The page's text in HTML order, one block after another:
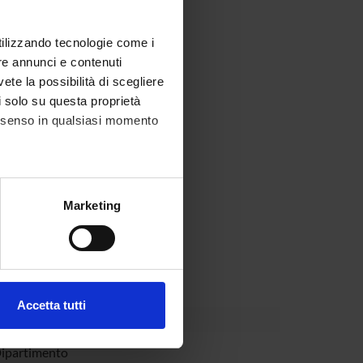
tecnologie come i
annunci e contenuti
la possibilità di scegliere
su questa proprietà
in qualsiasi momento
metro,
che hai fornito loro o
Marketing
Accetta tutti